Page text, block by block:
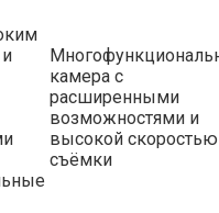
камера с
расширенными
возможностями и
высокой скоростью
съёмки